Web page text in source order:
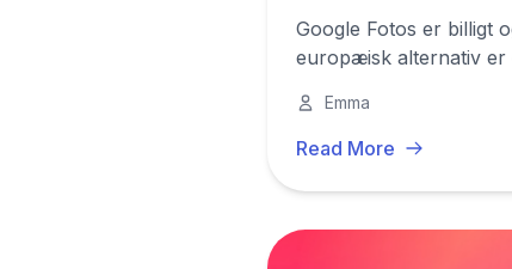
Google Fotos er billigt
europæisk alternativ
Emma
Read More